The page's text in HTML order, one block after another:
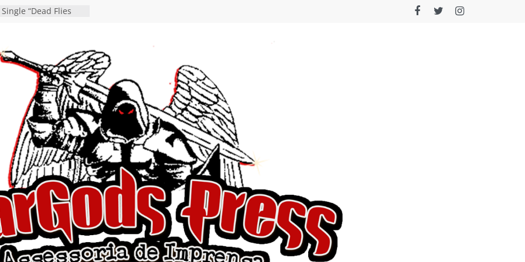
“Dead Flies
“Fly Rig” definitivo
festival Hell’s Heroes
vídeo de guitar & bass
“Eclipse”, segundo
“Dreaming”
a
e a artificialidade
e videoclipe de
gaúcha de Heavy
debut “Hellforge”